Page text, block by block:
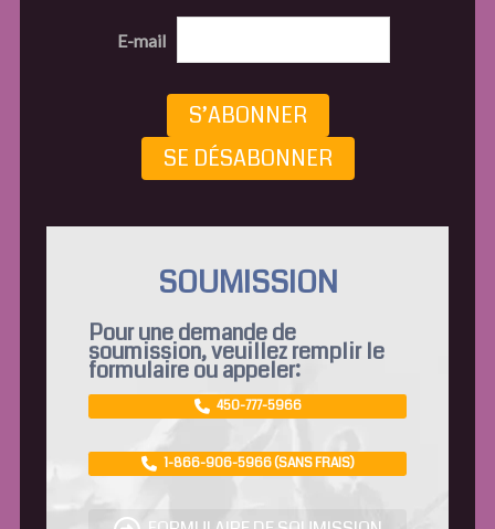
E-mail
S’ABONNER
SE DÉSABONNER
SOUMISSION
Pour une demande de
soumission, veuillez remplir le
formulaire ou appeler:
450-777-5966
1-866-906-5966 (SANS FRAIS)